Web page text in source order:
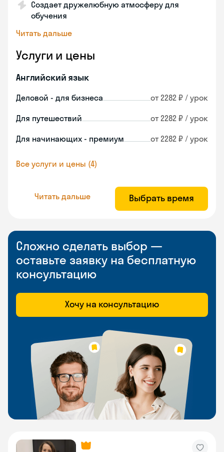
Создает дружелюбную атмосферу для
обучения
Читать дальше
Услуги и цены
Английский язык
Деловой - для бизнеса от 2282 ₽ / урок
Для путешествий от 2282 ₽ / урок
Для начинающих - премиум от 2282 ₽ / урок
Все услуги и цены (4)
Читать дальше Выбрать время
Сложно сделать выбор —
оставьте заявку на бесплатную
консультацию
Хочу на консультацию